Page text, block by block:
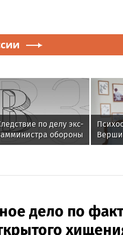
по делу экс-
обороны
продлили
дело по